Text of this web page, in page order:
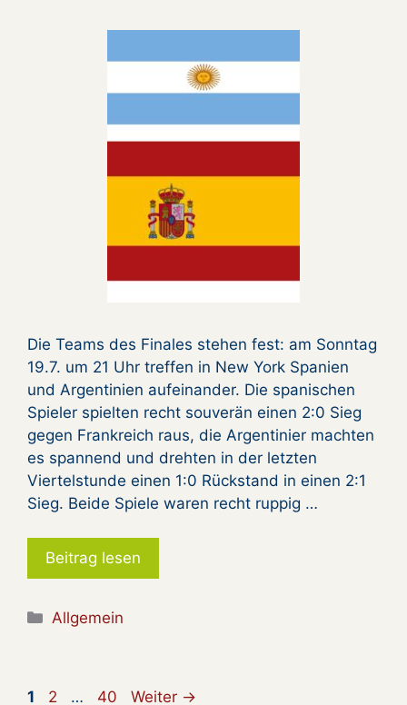
Die Teams des Finales stehen fest: am Sonntag
19.7. um 21 Uhr treffen in New York Spanien
und Argentinien aufeinander. Die spanischen
Spieler spielten recht souverän einen 2:0 Sieg
gegen Frankreich raus, die Argentinier machten
es spannend und drehten in der letzten
Viertelstunde einen 1:0 Rückstand in einen 2:1
Sieg. Beide Spiele waren recht ruppig …
Beitrag lesen
Kategorien
Allgemein
Seite
1 Seite
2 … Seite
40 Weiter →